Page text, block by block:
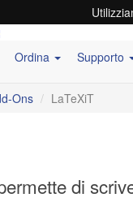
Ordina Supporto
Ons LaTeXiT
di